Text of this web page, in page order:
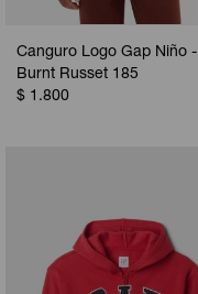
Canguro Logo Gap Niño -
Burnt Russet 185
$ 1.800